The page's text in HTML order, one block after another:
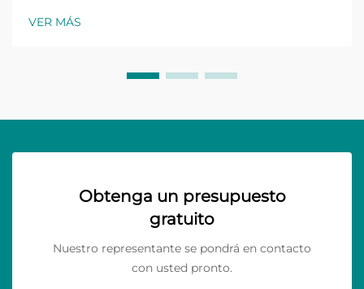
VER MÁS
Obtenga un presupuesto
gratuito
Nuestro representante se pondrá en contacto
con usted pronto.